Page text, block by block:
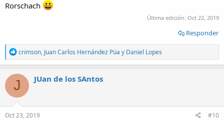
Rorschach
Última edición: Oct 22, 2019
Responder
R
e
a
c
t
i
o
n
s
crimson, Juan Carlos Hernández Púa y Daniel Lopes
J JUan de los SAntos
Oct 23, 2019 #10